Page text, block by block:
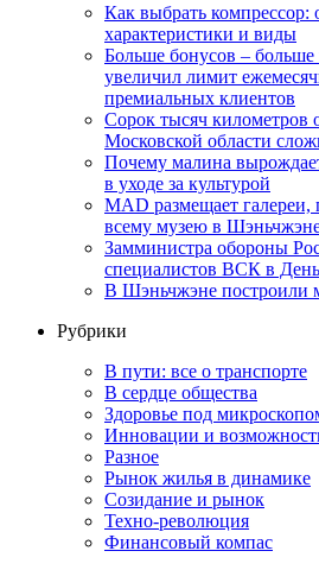
Как выбрать компрессор:
характеристики и виды
Больше бонусов –
увеличил лимит
премиальных клиентов
Сорок тысяч километров
Московской области
Почему малина
в уходе за культурой
MAD размещает
всему музею в
Замминистра обороны
специалистов ВСК в День
В Шэньчжэне построили
Рубрики
В пути: все о транспорте
В сердце общества
Здоровье под
Инновации и
Разное
Рынок жилья в динамике
Созидание и рынок
Техно-революция
Финансовый компас